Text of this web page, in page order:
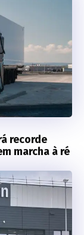
recorde
marcha à ré